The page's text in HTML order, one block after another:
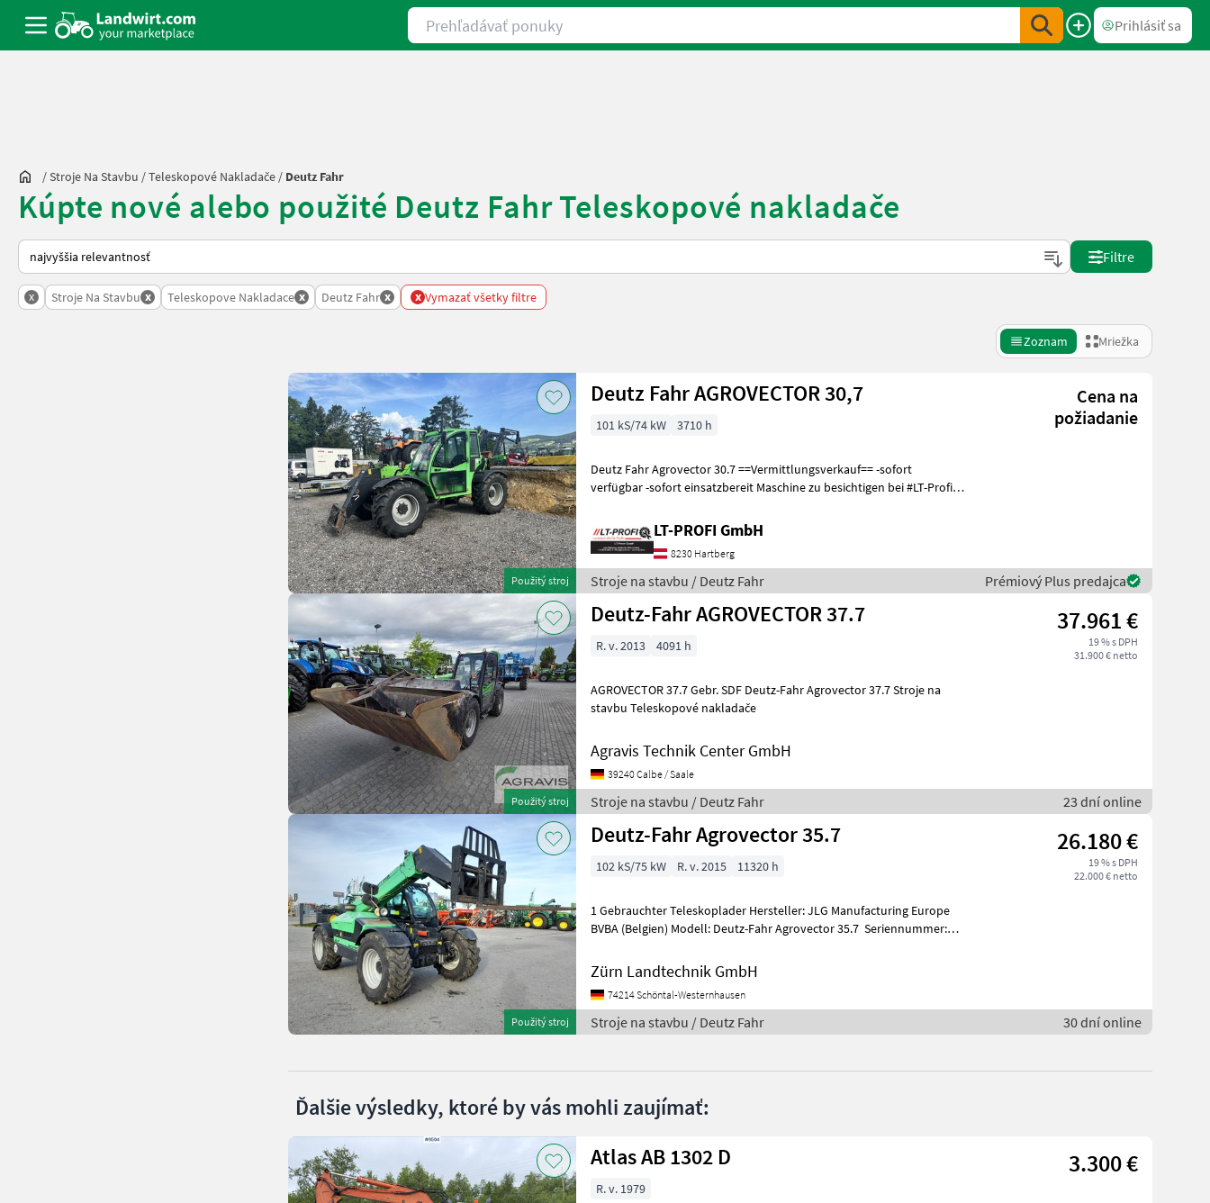
Prehľadávať ponuky
Prihlásiť sa
/Stroje Na Stavbu /Teleskopové Nakladače / Deutz Fahr
Kúpte nové alebo použité Deutz Fahr Teleskopové nakladače
Takto sa vykonáva triedenie na Landwirt.com
Filtre
x Stroje Na Stavbu x Teleskopove Nakladace x Deutz Fahr x x Vymazať všetky filtre
Zoznam Mriežka
Použitý stroj
Deutz Fahr AGROVECTOR 30,7
Cena na
požiadanie
101 kS/74 kW 3710 h
Deutz Fahr Agrovector 30.7 ==Vermittlungsverkauf== -sofort
verfügbar -sofort einsatzbereit Maschine zu besichtigen bei #LT-Profi
LT-PROFI GmbH
8230 Hartberg
Stroje na stavbu / Deutz Fahr Prémiový Plus predajca
Použitý stroj
Deutz-Fahr AGROVECTOR 37.7 37.961 €
19 % s DPH
31.900 € netto
R. v. 2013 4091 h
AGROVECTOR 37.7 Gebr. SDF Deutz-Fahr Agrovector 37.7 Stroje na
stavbu Teleskopové nakladače
Agravis Technik Center GmbH
39240 Calbe / Saale
Stroje na stavbu / Deutz Fahr 23 dní online
Použitý stroj
Deutz-Fahr Agrovector 35.7 26.180 €
19 % s DPH
22.000 € netto
102 kS/75 kW R. v. 2015 11320 h
1 Gebrauchter Teleskoplader Hersteller: JLG Manufacturing Europe
BVBA (Belgien) Modell: Deutz-Fahr Agrovector 35.7 Seriennummer:
Zürn Landtechnik GmbH
74214 Schöntal-Westernhausen
Stroje na stavbu / Deutz Fahr 30 dní online
Ďalšie výsledky, ktoré by vás mohli zaujímať:
Atlas AB 1302 D 3.300 €
R. v. 1979